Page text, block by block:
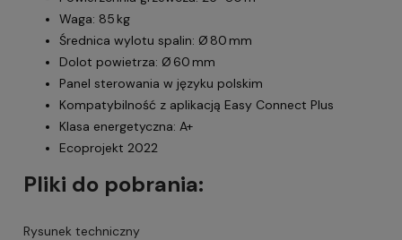
Waga: 85 kg
Średnica wylotu spalin: Ø 80 mm
Dolot powietrza: Ø 60 mm
Panel sterowania w języku polskim
Kompatybilność z aplikacją Easy Connect Plus
Klasa energetyczna: A+
Ecoprojekt 2022
Pliki do pobrania:
Rysunek techniczny